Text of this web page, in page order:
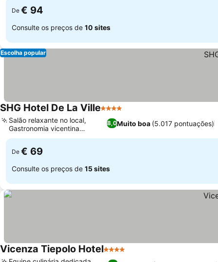
De € 94
Consulte os preços de 10 sites
Escolha popular
SHG Hotel De La Ville4 Estrelas
8,0Muito boa (5.017 pontuações)
Salão relaxante no local,
Gastronomia vicentina
tradicional
De € 69
Consulte os preços de 15 sites
Vicenza Tiepolo Hotel4 Estrelas